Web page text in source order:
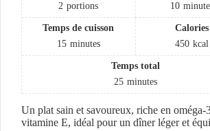
2 portions
10
Temps de cuisson
15 minutes
Calories
450 kcal
Temps total
25 minutes
Un plat sain et savoureux, riche en oméga-
vitamine E, idéal pour un dîner léger et